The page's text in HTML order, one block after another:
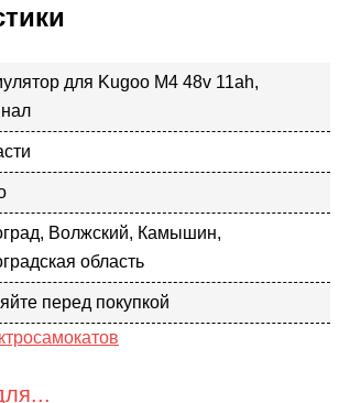
для Kugoo M4 48v 11ah,
Волжский, Камышин,
область
перед покупкой